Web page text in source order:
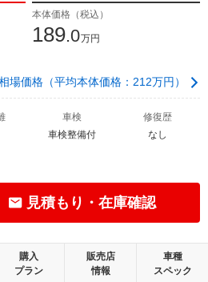
本体価格（税込）
189.0万円
場価格（平均本体価格：212万円）
車検
車検整備付
修復歴
なし
見積もり・在庫確認
購入
プラン
販売店
情報
車種
スペック